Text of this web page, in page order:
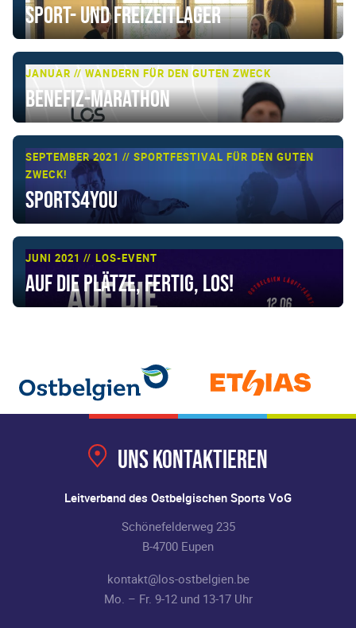
Sport- und Freizeitlager
JANUAR // WANDERN FÜR DEN GUTEN ZWECK
Benefiz-Marathon
SEPTEMBER 2021 // SPORTFESTIVAL FÜR DEN GUTEN
ZWECK!
Sports4You
JUNI 2021 // LOS-EVENT
Auf die Plätze, fertig, LOS!
Uns kontaktieren
Leitverband des Ostbelgischen Sports VoG
Schönefelderweg 235
B-4700 Eupen
kontakt@los-ostbelgien.be
Mo. – Fr. 9-12 und 13-17 Uhr